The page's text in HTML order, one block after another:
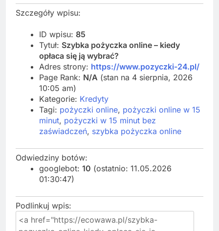
Szczegóły wpisu:
ID wpisu: 85
Tytuł: Szybka pożyczka online – kiedy
opłaca się ją wybrać?
Adres strony: https://www.pozyczki-24.pl/
Page Rank: N/A (stan na 4 sierpnia, 2026
10:05 am)
Kategorie: Kredyty
Tagi: pożyczki online, pożyczki online w 15
minut, pożyczki w 15 minut bez
zaświadczeń, szybka pożyczka online
Odwiedziny botów:
googlebot: 10 (ostatnio: 11.05.2026
01:30:47)
Podlinkuj wpis: